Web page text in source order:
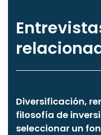
Diversificación,
filosofía de
seleccionar un